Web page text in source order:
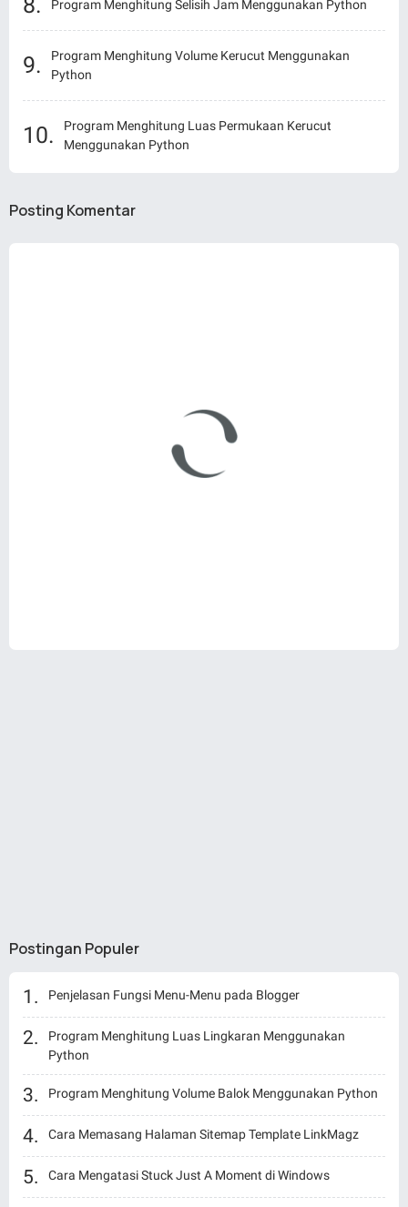
Program Menghitung Selisih Jam Menggunakan Python
Program Menghitung Volume Kerucut Menggunakan
Python
Program Menghitung Luas Permukaan Kerucut
Menggunakan Python
Posting Komentar
Postingan Populer
Penjelasan Fungsi Menu-Menu pada Blogger
Program Menghitung Luas Lingkaran Menggunakan
Python
Program Menghitung Volume Balok Menggunakan Python
Cara Memasang Halaman Sitemap Template LinkMagz
Cara Mengatasi Stuck Just A Moment di Windows